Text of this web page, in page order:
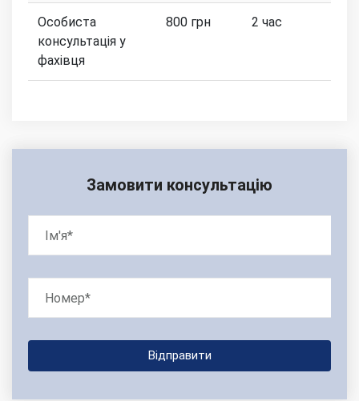
Замовити консультацію
Особиста
консультація у
фахівця
800 грн 2 час